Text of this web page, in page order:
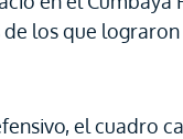
los que lograron
el cuadro